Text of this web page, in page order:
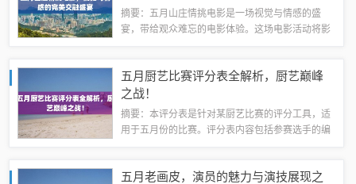
摘要：五月山庄情挑电影是一场视觉与情感的盛
宴，带给观众难忘的电影体验。这场电影活动将影
新力作，都将在这个平台上展现其独特的魅力。...
五月厨艺比赛评分表全解析，厨艺巅峰
之战！
摘要：本评分表是针对某厨艺比赛的评分工具，适
用于五月份的比赛。评分表内容包括参赛选手的编
现给出最终得分。该评分表对于厨艺比赛的组...
五月老画皮，演员的魅力与演技展现之